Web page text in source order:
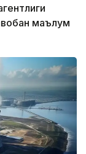
маълум